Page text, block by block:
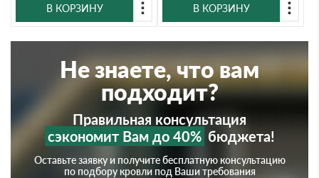
В КОРЗИНУ
В КОРЗИНУ
Не знаете, что вам
подходит?
Правильная консультация
сэкономит Вам до 40% бюджета!
Оставьте заявку и получите бесплатную консультацию
по подбору кровли под Ваши требования